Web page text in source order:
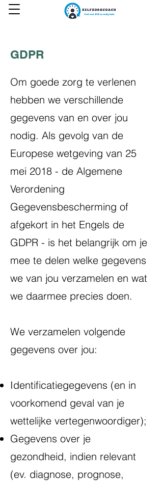
GDPR
Om goede zorg te verlenen
hebben we verschillende
gegevens van en over jou
nodig. Als gevolg van de
Europese wetgeving van 25
mei 2018 - de Algemene
Verordening
Gegevensbescherming of
afgekort in het Engels de
GDPR - is het belangrijk om je
mee te delen welke gegevens
we van jou verzamelen en wat
we daarmee precies doen.
We verzamelen volgende
gegevens over jou:
Identificatiegegevens (en in
voorkomend geval van je
wettelijke vertegenwoordiger);
Gegevens over je
gezondheid, indien relevant
(ev. diagnose, prognose,